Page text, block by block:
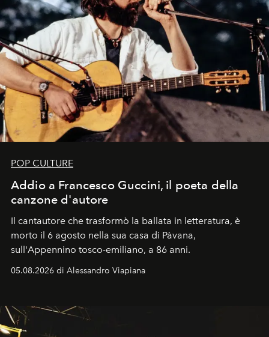
POP CULTURE
Addio a Francesco Guccini, il poeta della
canzone d'autore
Il cantautore che trasformò la ballata in letteratura, è
morto il 6 agosto nella sua casa di Pàvana,
sull'Appennino tosco-emiliano, a 86 anni.
05.08.2026 di Alessandro Viapiana